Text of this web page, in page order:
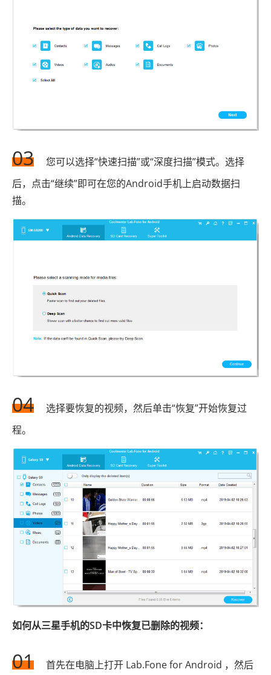
03
您可以选择“快速扫描”或“深度扫描”模式。选择
后，点击“继续”即可在您的Android手机上启动数据扫
描。
04
选择要恢复的视频，然后单击“恢复”开始恢复过
程。
如何从三星手机的SD卡中恢复已删除的视频：
01
首先在电脑上打开 Lab.Fone for Android ，然后